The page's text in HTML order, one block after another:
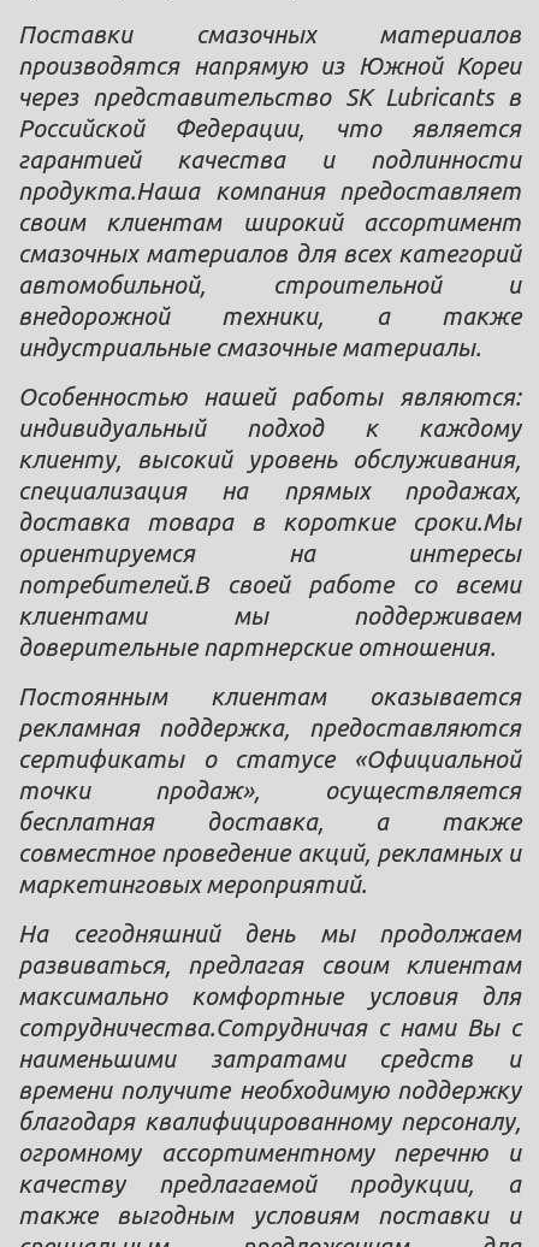
Поставки смазочных материалов
производятся напрямую из Южной Кореи
через представительство SK Lubricants в
Российской Федерации, что является
гарантией качества и подлинности
продукта.Наша компания предоставляет
своим клиентам широкий ассортимент
смазочных материалов для всех категорий
автомобильной, строительной и
внедорожной техники, а также
индустриальные смазочные материалы.
Особенностью нашей работы являются:
индивидуальный подход к каждому
клиенту, высокий уровень обслуживания,
специализация на прямых продажах,
доставка товара в короткие сроки.Мы
ориентируемся на интересы
потребителей.В своей работе со всеми
клиентами мы поддерживаем
доверительные партнерские отношения.
Постоянным клиентам оказывается
рекламная поддержка, предоставляются
сертификаты о статусе «Официальной
точки продаж», осуществляется
бесплатная доставка, а также
совместное проведение акций, рекламных и
маркетинговых мероприятий.
На сегодняшний день мы продолжаем
развиваться, предлагая своим клиентам
максимально комфортные условия для
сотрудничества.Сотрудничая с нами Вы с
наименьшими затратами средств и
времени получите необходимую поддержку
благодаря квалифицированному персоналу,
огромному ассортиментному перечню и
качеству предлагаемой продукции, а
также выгодным условиям поставки и